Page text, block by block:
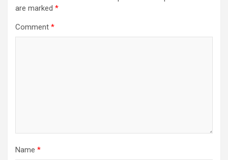
are marked *
Comment *
Name *